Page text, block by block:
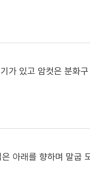
가 있고 암컷은 분화
아래를 향하며 말굽